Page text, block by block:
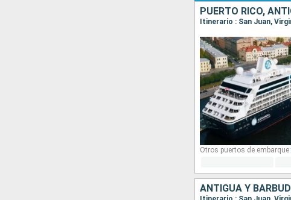
Otros puertos de embarque: